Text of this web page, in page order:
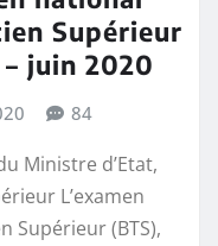
Supérieur
juin 2020
84
Ministre d’Etat,
L’examen
Supérieur (BTS),